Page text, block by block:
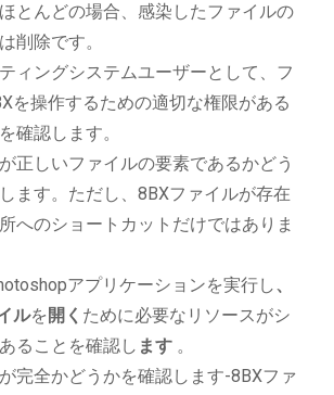
とんどの場合、感染したファイルの
削除です。
ィングシステムユーザーとして、フ
を操作するための適切な権限がある
確認します。
正しいファイルの要素であるかどう
ます。ただし、8BXファイルが存在
へのショートカットだけではありま
アプリケーションを実行し、
ルを 開く ために必要なリソースがシ
ることを確認し ます 。
完全かどうかを確認します-8BXファ